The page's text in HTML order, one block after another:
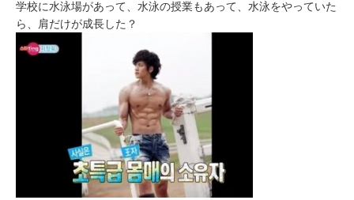
学校に水泳場があって、水泳の授業もあって、水泳をやっていた
ら、肩だけが成長した？